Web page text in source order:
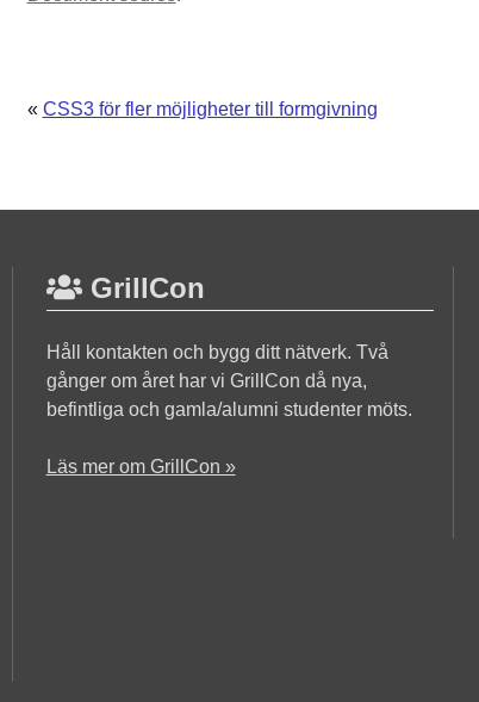
« CSS3 för fler möjligheter till formgivning
GrillCon
Håll kontakten och bygg ditt nätverk. Två
gånger om året har vi GrillCon då nya,
befintliga och gamla/alumni studenter möts.
Läs mer om GrillCon »